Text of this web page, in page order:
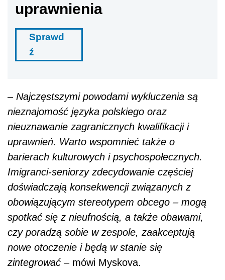
uprawnienia
Sprawd
ź
– Najczęstszymi powodami wykluczenia są
nieznajomość języka polskiego oraz
nieuznawanie zagranicznych kwalifikacji i
uprawnień. Warto wspomnieć także o
barierach kulturowych i psychospołecznych.
Imigranci-seniorzy zdecydowanie częściej
doświadczają konsekwencji związanych z
obowiązującym stereotypem obcego – mogą
spotkać się z nieufnością, a także obawami,
czy poradzą sobie w zespole, zaakceptują
nowe otoczenie i będą w stanie się
zintegrować –mówi Myskova.